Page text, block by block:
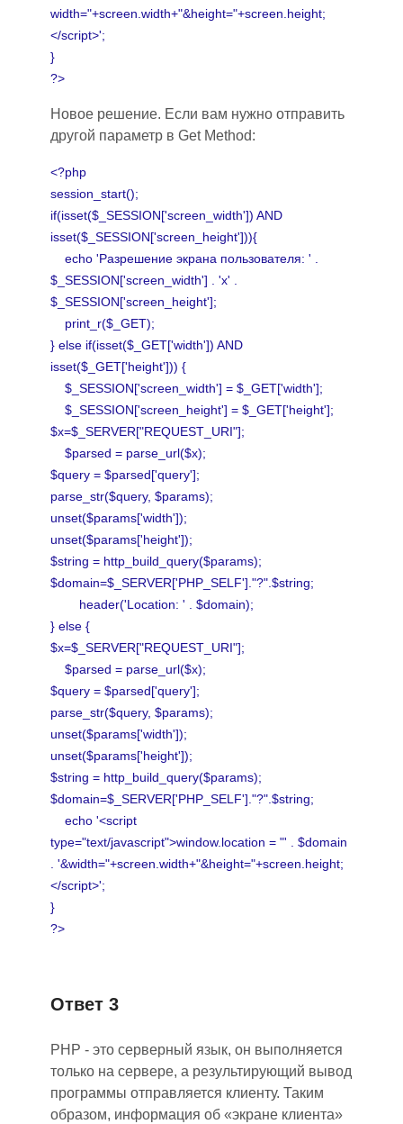
width="+screen.width+"&height="+screen.height;
</script>';
}
?>
Новое решение. Если вам нужно отправить
другой параметр в Get Method:
<?php
session_start();
if(isset($_SESSION['screen_width']) AND
isset($_SESSION['screen_height'])){
echo 'Разрешение экрана пользователя: ' .
$_SESSION['screen_width'] . 'x' .
$_SESSION['screen_height'];
print_r($_GET);
} else if(isset($_GET['width']) AND
isset($_GET['height'])) {
$_SESSION['screen_width'] = $_GET['width'];
$_SESSION['screen_height'] = $_GET['height'];
$x=$_SERVER["REQUEST_URI"];
$parsed = parse_url($x);
$query = $parsed['query'];
parse_str($query, $params);
unset($params['width']);
unset($params['height']);
$string = http_build_query($params);
$domain=$_SERVER['PHP_SELF']."?".$string;
header('Location: ' . $domain);
} else {
$x=$_SERVER["REQUEST_URI"];
$parsed = parse_url($x);
$query = $parsed['query'];
parse_str($query, $params);
unset($params['width']);
unset($params['height']);
$string = http_build_query($params);
$domain=$_SERVER['PHP_SELF']."?".$string;
echo '<script
type="text/javascript">window.location = "' . $domain
. '&width="+screen.width+"&height="+screen.height;
</script>';
}
?>
Ответ 3
PHP - это серверный язык, он выполняется
только на сервере, а результирующий вывод
программы отправляется клиенту. Таким
образом, информация об «экране клиента»